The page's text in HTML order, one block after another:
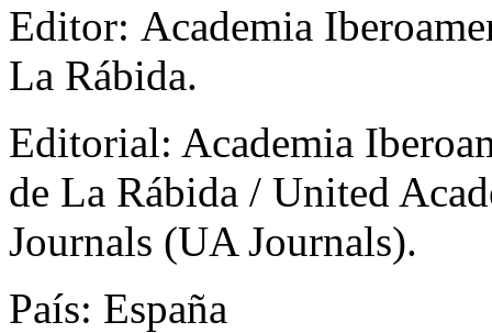
Editor: Academia
La Rábida.
Editorial: Academia
de La Rábida / United
Journals (UA Journals).
País: España